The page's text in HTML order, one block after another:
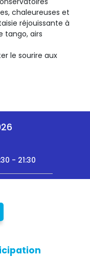
chaleureuses et
réjouissante à
tango, airs
le sourire aux
- 21:30